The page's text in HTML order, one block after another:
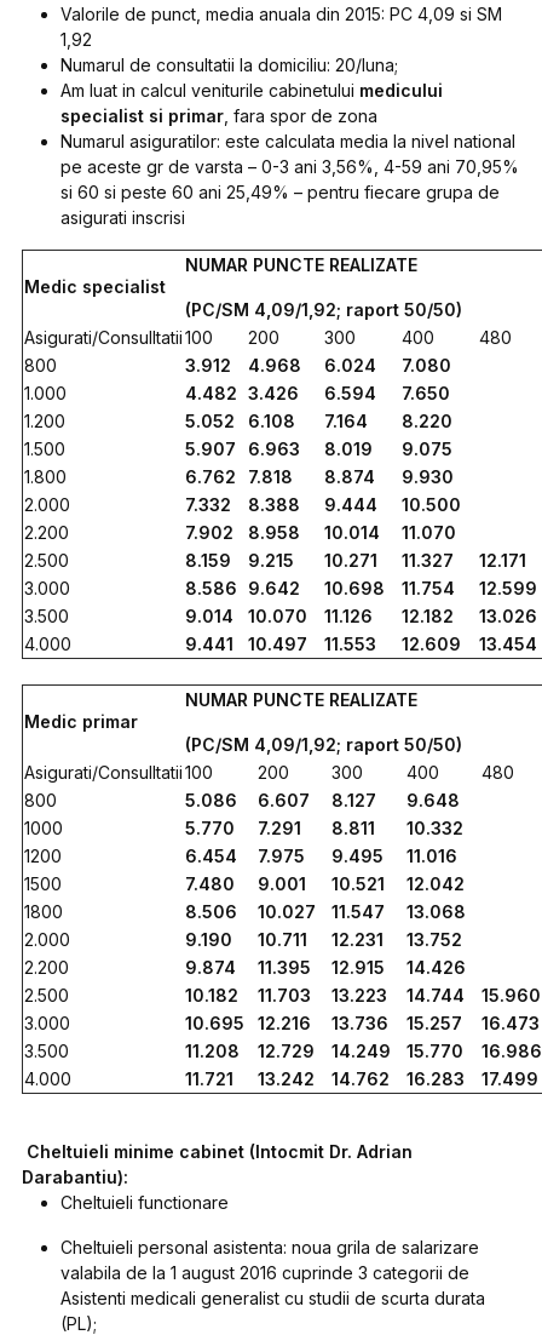
Valorile de punct, media anuala din 2015: PC 4,09 si SM
1,92
Numarul de consultatii la domiciliu: 20/luna;
Am luat in calcul veniturile cabinetului medicului
specialist si primar , fara spor de zona
Numarul asiguratilor: este calculata media la nivel national
pe aceste gr de varsta – 0-3 ani 3,56%, 4-59 ani 70,95%
si 60 si peste 60 ani 25,49% – pentru fiecare grupa de
asigurati inscrisi
Medic specialist
NUMAR PUNCTE REALIZATE
(PC/SM 4,09/1,92; raport 50/50)
Asigurati/Consulltatii100 200 300 400
480
800
3.912 4.968 6.024
7.080
1.000
4.482 3.426 6.594
7.650
1.200
5.052 6.108 7.164
8.220
1.500
5.907 6.963 8.019
9.075
1.800
6.762 7.818 8.874
9.930
2.000
7.332 8.388 9.444
10.500
2.200
7.902 8.958 10.014
11.070
2.500
8.159 9.215 10.271 11.327
12.171
3.000
8.586 9.642 10.698 11.754
12.599
3.500
9.014 10.070 11.126 12.182
13.026
4.000
9.441 10.497 11.553 12.609 13.454
Medic primar
NUMAR PUNCTE REALIZATE
(PC/SM 4,09/1,92; raport 50/50)
Asigurati/Consulltatii100 200 300 400
480
800
5.086 6.607 8.127
9.648
1000
5.770 7.291 8.811
10.332
1200
6.454 7.975 9.495
11.016
1500
7.480 9.001 10.521
12.042
1800
8.506 10.027 11.547
13.068
2.000
9.190 10.711 12.231
13.752
2.200
9.874 11.395 12.915
14.426
2.500
10.182 11.703 13.223 14.744
15.960
3.000
10.695 12.216 13.736 15.257
16.473
3.500
11.208 12.729 14.249 15.770
16.986
4.000
11.721 13.242 14.762 16.283 17.499
Cheltuieli minime cabinet (Intocmit Dr. Adrian
Darabantiu):
Cheltuieli functionare
Cheltuieli personal asistenta: noua grila de salarizare
valabila de la 1 august 2016 cuprinde 3 categorii de
Asistenti medicali generalist cu studii de scurta durata
(PL);